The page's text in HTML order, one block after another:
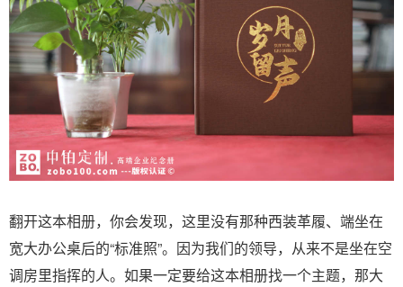
翻开这本相册，你会发现，这里没有那种西装革履、端坐在
宽大办公桌后的“标准照”。因为我们的领导，从来不是坐在空
调房里指挥的人。如果一定要给这本相册找一个主题，那大